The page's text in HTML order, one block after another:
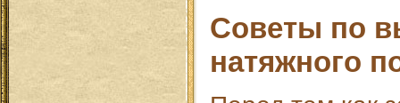
Советы по
натяжного